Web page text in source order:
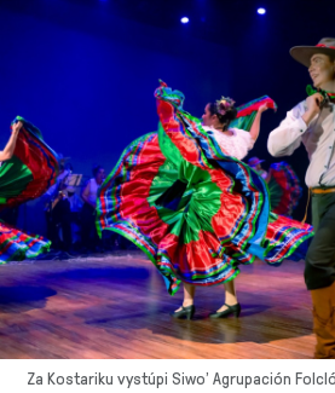
Za Kostariku vystúpi Siwo’ Agrupación